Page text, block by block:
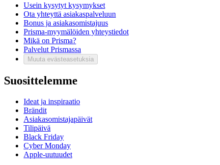
Usein kysytyt kysymykset
Ota yhteyttä asiakaspalveluun
Bonus ja asiakasomistajuus
Prisma-myymälöiden yhteystiedot
Mikä on Prisma?
Palvelut Prismassa
Muuta evästeasetuksia
Suosittelemme
Ideat ja inspiraatio
Brändit
Asiakasomistajapäivät
Tilipäivä
Black Friday
Cyber Monday
Apple-uutuudet